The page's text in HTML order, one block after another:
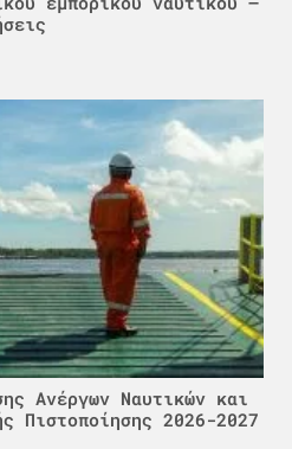
Ανέργων Ναυτικών και
Πιστοποίησης 2026-2027